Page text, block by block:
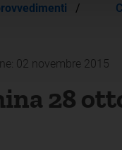
/
02 novembre 2015
28